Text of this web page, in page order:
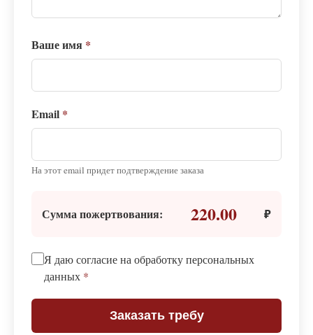
Ваше имя *
Email *
На этот email придет подтверждение заказа
Сумма пожертвования: 220.00 ₽
Я даю согласие на обработку персональных
данных *
Заказать требу